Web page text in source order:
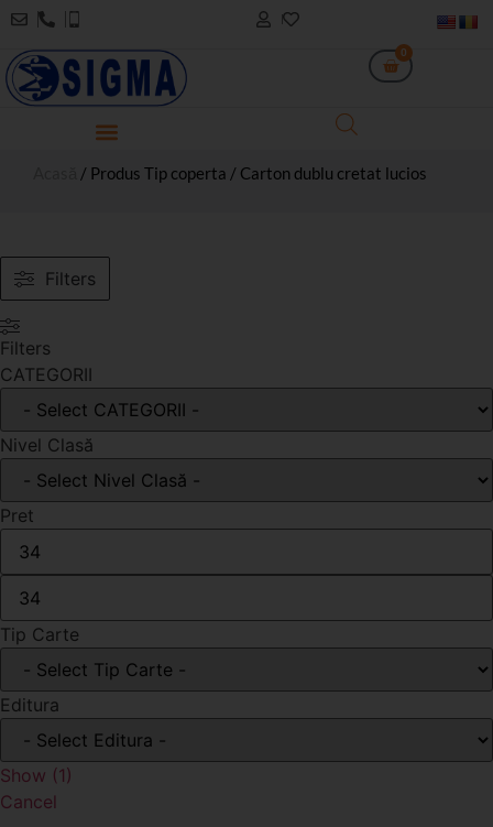
0
/ Produs Tip coperta / Carton dublu cretat lucios
Filters
Filters
CATEGORII
Nivel Clasă
Pret
Tip Carte
Editura
Show (1)
Cancel